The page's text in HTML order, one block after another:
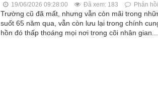
19/06/2026 09:28:00 Đã xem: 183 Phản
Trường cũ đã mất, nhưng vẫn còn mãi trong
suốt 65 năm qua, vẫn còn lưu lại trong chính
hồn đó thấp thoáng mọi nơi trong cõi nhân gian...